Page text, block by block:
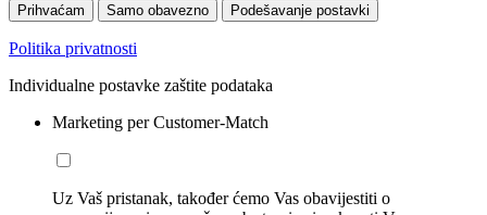
Prihvaćam Samo obavezno Podešavanje postavki
Politika privatnosti
Individualne postavke zaštite podataka
Marketing per Customer-Match
Uz Vaš pristanak, također ćemo Vas obavijestiti o